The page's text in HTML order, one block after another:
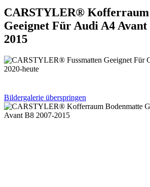
CARSTYLER® Kofferraum
Geeignet Für Audi A4 Avant
2015
Bildergalerie überspringen